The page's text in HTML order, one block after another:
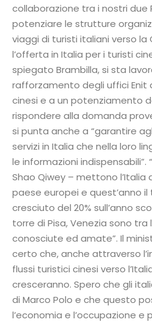
collaborazione tra i nostri due
potenziare le strutture
viaggi di turisti italiani verso la
l’offerta in Italia per i turisti
spiegato Brambilla, si sta
rafforzamento degli uffici Enit
cinesi e a un potenziamento
rispondere alla domanda
si punta anche a “garantire
servizi in Italia che nella loro
le informazioni indispensabili”.
Shao Qiwey – mettono l’Italia
paese europei e quest’anno
cresciuto del 20% sull’anno
torre di Pisa, Venezia sono tra
conosciute ed amate”. Il
certo che, anche attraverso
flussi turistici cinesi verso
cresceranno. Spero che gli
di Marco Polo e che questo
l’economia e l’occupazione e